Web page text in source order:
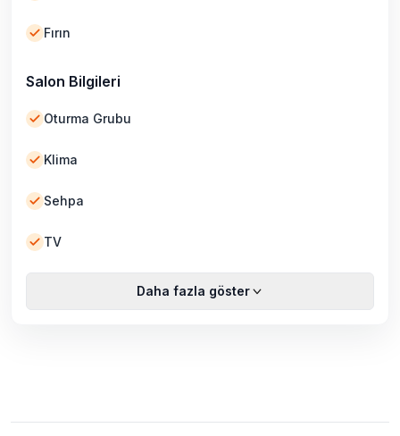
Fırın
Salon Bilgileri
Oturma Grubu
Klima
Sehpa
TV
Daha fazla göster